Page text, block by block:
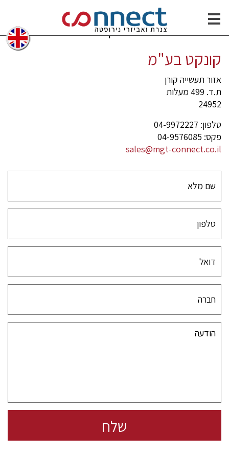
אוגנים תקן ASA #150
304/316
צרו קשר
קונקט בע"מ
אזור תעשייה קורן
ת.ד. 499 מעלות
24952
טלפון: 04-9972227
פקס: 04-9576085
sales@mgt-connect.co.il